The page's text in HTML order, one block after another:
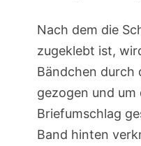
Nach dem die
zugeklebt ist,
Bändchen durch
gezogen und um
Briefumschlag
Band hinten